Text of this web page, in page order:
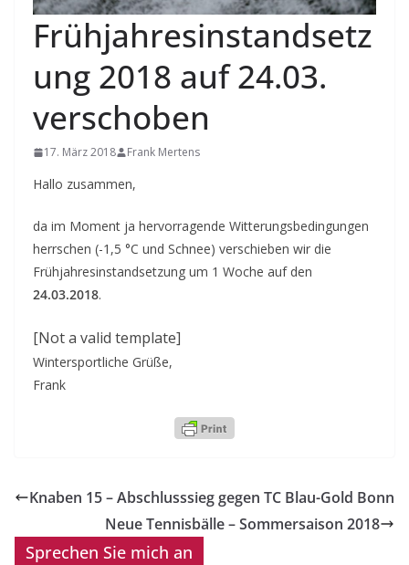
Frühjahresinstandsetz
ung 2018 auf 24.03.
verschoben
17. März 2018 Frank Mertens
Hallo zusammen,
da im Moment ja hervorragende Witterungsbedingungen
herrschen (-1,5 °C und Schnee) verschieben wir die
Frühjahresinstandsetzung um 1 Woche auf den
24.03.2018.
[Not a valid template]
Wintersportliche Grüße,
Frank
Knaben 15 – Abschlusssieg gegen TC Blau-Gold Bonn
Neue Tennisbälle – Sommersaison 2018
Sprechen Sie mich an